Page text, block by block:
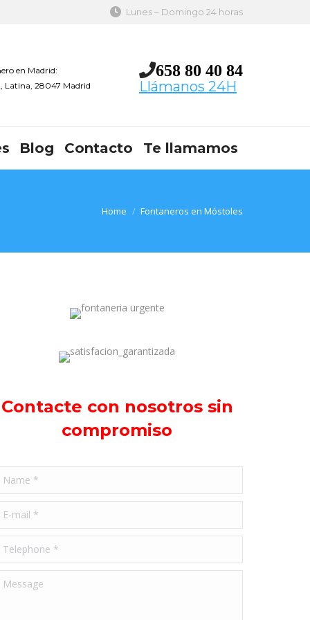
Lunes – Domingo 24 horas
en Madrid:
Latina, 28047 Madrid
658 80 40 84
Llámanos 24H
Blog Contacto Te llamamos
You are here:
Home Fontaneros en Móstoles
Contacte con nosotros sin
compromiso
*
mail *
*